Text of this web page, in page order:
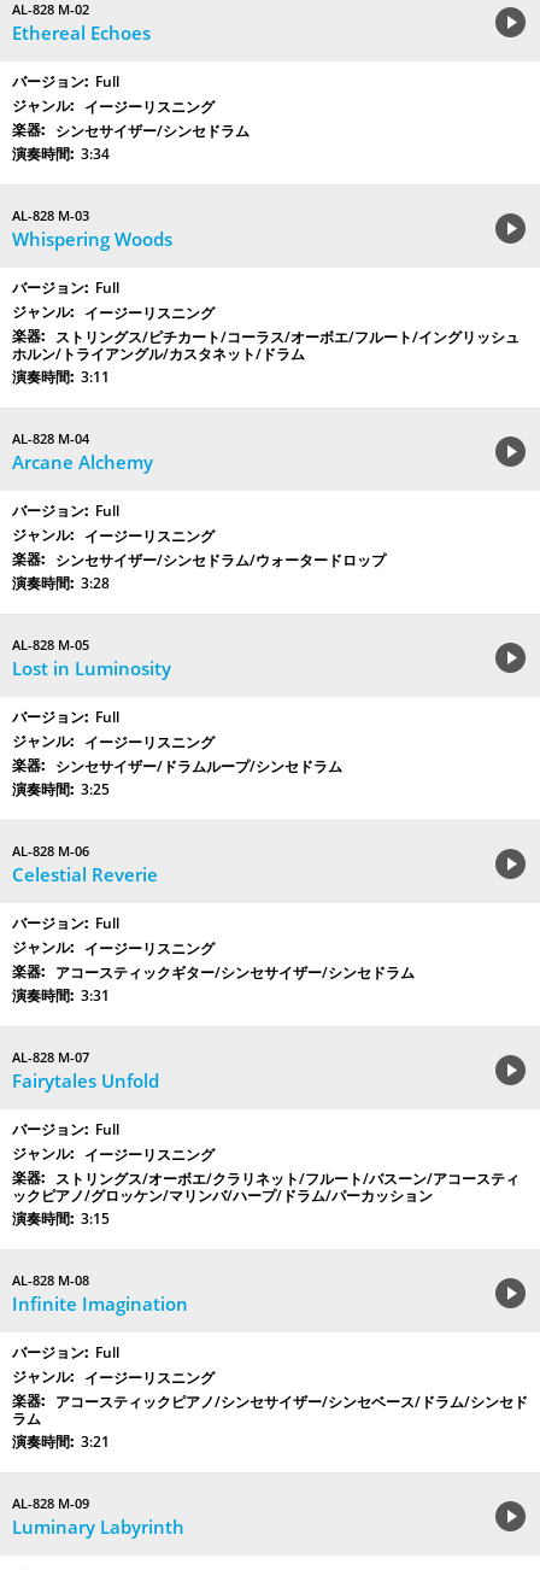
AL-828 M-02
Ethereal Echoes
Full
イージーリスニング
シンセサイザー/シンセドラム
3:34
AL-828 M-03
Whispering Woods
Full
イージーリスニング
ストリングス/ピチカート/コーラス/オーボエ/フルート/イングリッシュ
ホルン/トライアングル/カスタネット/ドラム
3:11
AL-828 M-04
Arcane Alchemy
Full
イージーリスニング
シンセサイザー/シンセドラム/ウォータードロップ
3:28
AL-828 M-05
Lost in Luminosity
Full
イージーリスニング
シンセサイザー/ドラムループ/シンセドラム
3:25
AL-828 M-06
Celestial Reverie
Full
イージーリスニング
アコースティックギター/シンセサイザー/シンセドラム
3:31
AL-828 M-07
Fairytales Unfold
Full
イージーリスニング
ストリングス/オーボエ/クラリネット/フルート/バスーン/アコースティ
ックピアノ/グロッケン/マリンバ/ハープ/ドラム/パーカッション
3:15
AL-828 M-08
Infinite Imagination
Full
イージーリスニング
アコースティックピアノ/シンセサイザー/シンセベース/ドラム/シンセド
ラム
3:21
AL-828 M-09
Luminary Labyrinth